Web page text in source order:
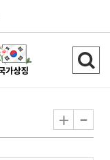
검
색
기
+ -